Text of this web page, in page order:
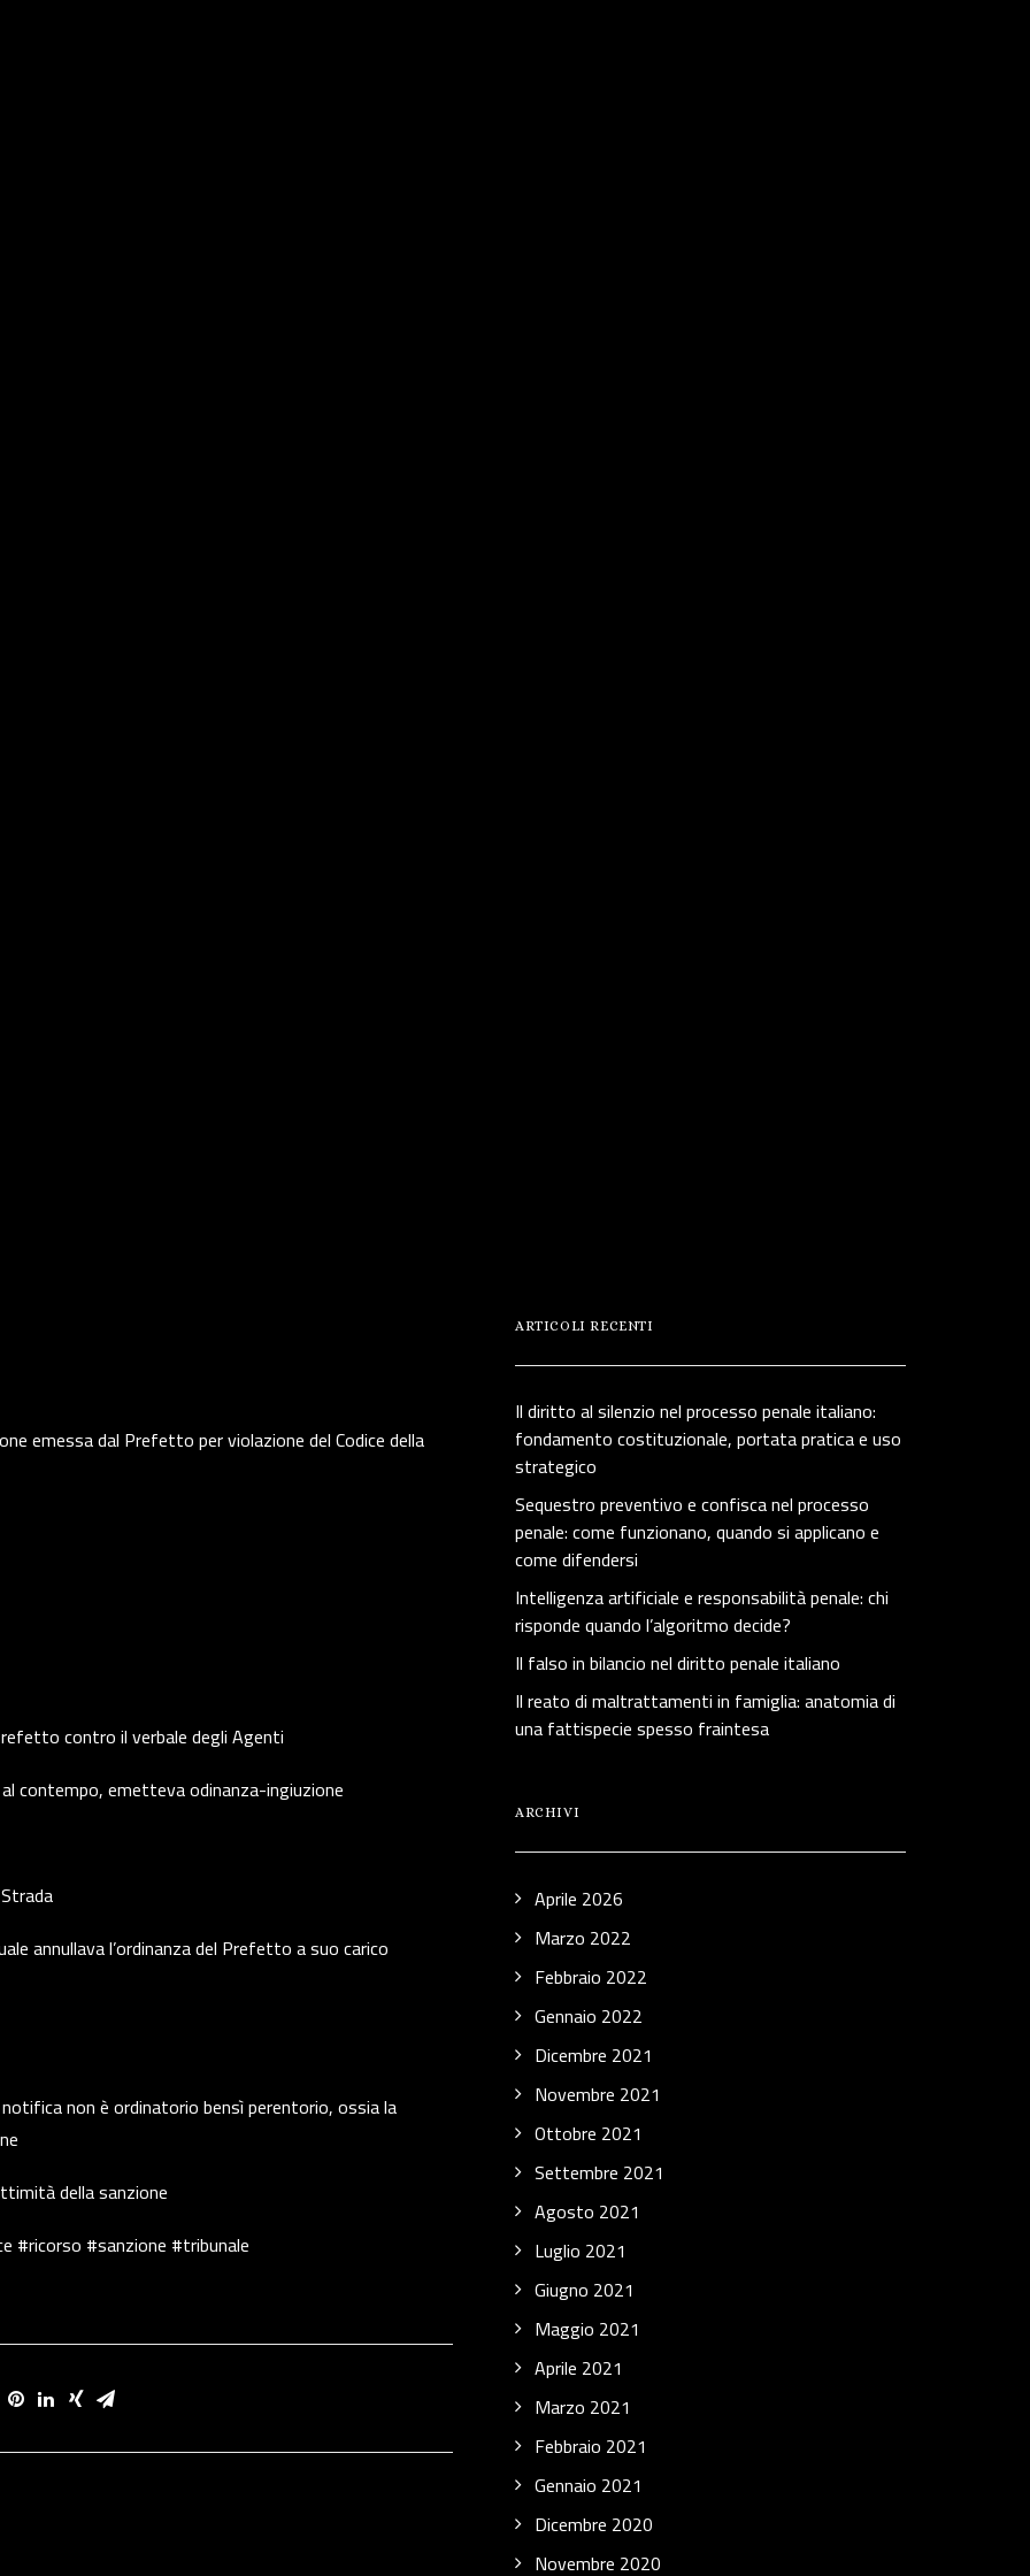
emessa dal Prefetto per violazione del Codice della
contro il verbale degli Agenti
contempo, emetteva odinanza-ingiuzione
annullava l’ordinanza del Prefetto a suo carico
non è ordinatorio bensì perentorio, ossia la
della sanzione
#ricorso #sanzione #tribunale
ARTICOLI RECENTI
Il diritto al silenzio nel processo penale italiano:
fondamento costituzionale, portata pratica e uso
strategico
Sequestro preventivo e confisca nel processo
penale: come funzionano, quando si applicano e
come difendersi
Intelligenza artificiale e responsabilità penale: chi
risponde quando l’algoritmo decide?
Il falso in bilancio nel diritto penale italiano
Il reato di maltrattamenti in famiglia: anatomia di
una fattispecie spesso fraintesa
ARCHIVI
Aprile 2026
Marzo 2022
Febbraio 2022
Gennaio 2022
Dicembre 2021
Novembre 2021
Ottobre 2021
Settembre 2021
Agosto 2021
Luglio 2021
Giugno 2021
Maggio 2021
Aprile 2021
Marzo 2021
Febbraio 2021
Gennaio 2021
Dicembre 2020
Novembre 2020